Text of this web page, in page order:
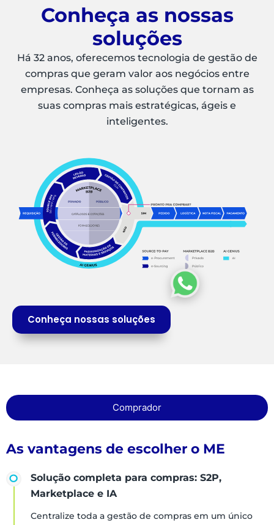
Conheça as nossas
soluções
Há 32 anos, oferecemos tecnologia de gestão de
compras que geram valor aos negócios entre
empresas. Conheça as soluções que tornam as
suas compras mais estratégicas, ágeis e
inteligentes.
Conheça nossas soluções
Comprador
As vantagens de escolher o ME
Solução completa para compras: S2P,
Marketplace e IA
Centralize toda a gestão de compras em um único